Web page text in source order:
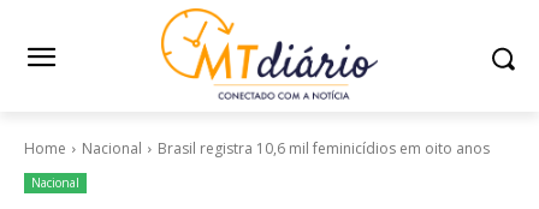
Home Nacional Brasil registra 10,6 mil feminicídios em oito anos
Nacional